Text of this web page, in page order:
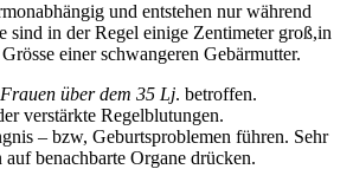
und entstehen nur während
sind in der Regel einige Zentimeter groß,in
einer schwangeren Gebärmutter.
über dem 35 Lj. betroffen.
verstärkte Regelblutungen.
– bzw, Geburtsproblemen führen. Sehr
benachbarte Organe drücken.